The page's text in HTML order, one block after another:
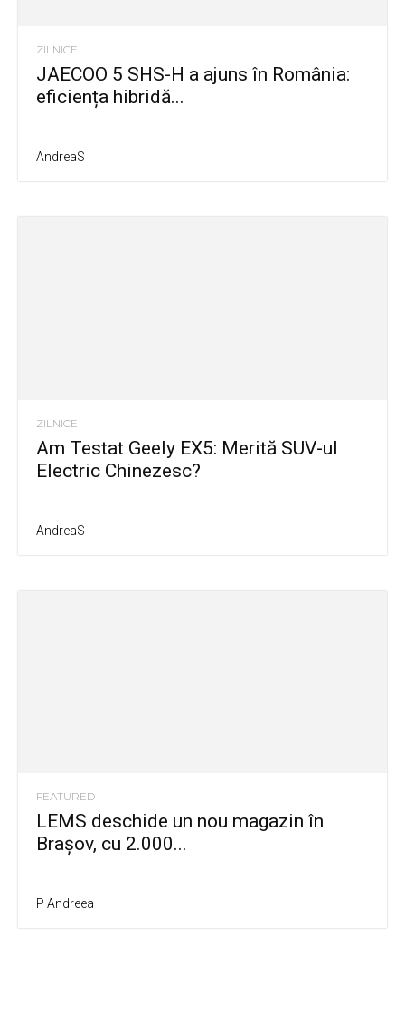
ZILNICE
JAECOO 5 SHS-H a ajuns în România:
eficiența hibridă...
AndreaS
ZILNICE
Am Testat Geely EX5: Merită SUV-ul
Electric Chinezesc?
AndreaS
FEATURED
LEMS deschide un nou magazin în
Brașov, cu 2.000...
P Andreea